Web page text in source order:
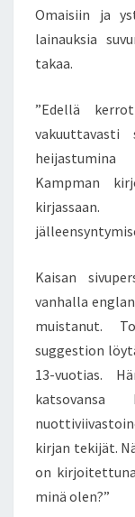
Omaisiin ja
lainauksia
takaa.
”Edellä
Kampman
Kaisan
vanhalla
muistanut.
suggestion
13-vuotias.
kirjan tekijät.
on
minä olen?”